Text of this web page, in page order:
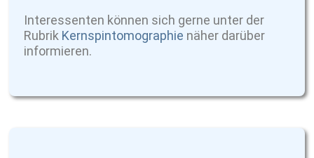
Interessenten können sich gerne unter der
Rubrik Kernspintomographie näher darüber
informieren.